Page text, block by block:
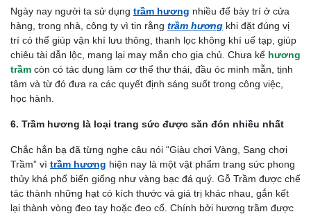
Ngày nay người ta sử dụng trầm hương nhiều để bày trí ở cửa
hàng, trong nhà, công ty vì tin rằng trầm hương khi đặt đúng vị
trí có thể giúp vận khí lưu thông, thanh lọc không khí uế tạp, giúp
chiêu tài dẫn lộc, mang lại may mắn cho gia chủ. Chưa kể hương
trầm còn có tác dụng làm cơ thể thư thái, đầu óc minh mẫn, tịnh
tâm và từ đó đưa ra các quyết định sáng suốt trong công việc,
học hành.
6. Trầm hương là loại trang sức được săn đón nhiều nhất
Chắc hẳn bạ đã từng nghe câu nói “Giàu chơi Vàng, Sang chơi
Trầm” vì trầm hương hiện nay là một vật phẩm trang sức phong
thủy khá phổ biển giống như vàng bạc đá quý. Gỗ Trầm được chế
tác thành những hạt có kích thước và giá trị khác nhau, gắn kết
lại thành vòng đeo tay hoặc đeo cổ. Chính bởi hương trầm được